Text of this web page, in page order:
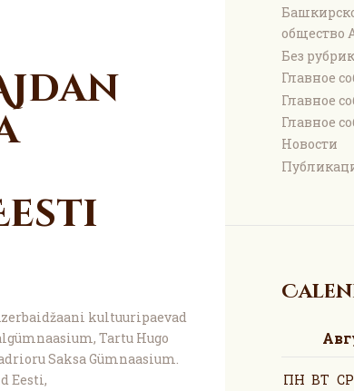
kultuuripaevad
Tartu Hugo
Saksa Gümnaasium.
Eesti,
общество
Без
Главное
Главное
Главное
Новости
ПН ВТ СР